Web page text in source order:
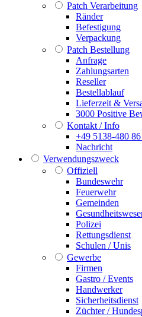
Patch Verarbeitung
Ränder
Befestigung
Verpackung
Patch Bestellung
Anfrage
Zahlungsarten
Reseller
Bestellablauf
Lieferzeit &
3000 Positive
Kontakt / Info
+49 5138-480
Nachricht
Verwendungszweck
Offiziell
Bundeswehr
Feuerwehr
Gemeinden
Polizei
Rettungsdienst
Schulen / Unis
Gewerbe
Firmen
Gastro / Events
Handwerker
Sicherheitsdienst
Züchter /